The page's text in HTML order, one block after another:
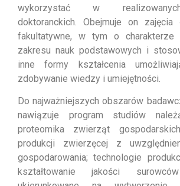
wykorzystać w
doktoranckich. Obejmuje on
fakultatywne, w tym o charakterze
zakresu nauk podstawowych i
inne formy kształcenia
zdobywanie wiedzy i umiejętności.
Do najważniejszych obszarów
nawiązuje program studiów
proteomika zwierząt
produkcji zwierzęcej z
gospodarowania; technologie
kształtowanie jakości